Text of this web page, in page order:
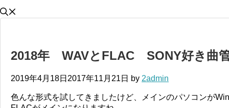
2018年 WAVとFLAC SONY好き曲
2019年4月18日 2017年11月21日 by 2admin
色んな形式を試してきましたけど、メインのパソコンが